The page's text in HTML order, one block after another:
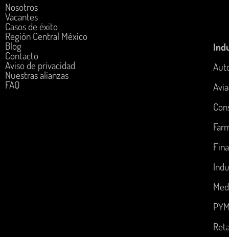
Nosotros
Vacantes
Casos de éxito
Región Central México
Blog
Contacto
Aviso de privacidad
Nuestras alianzas
FAQ